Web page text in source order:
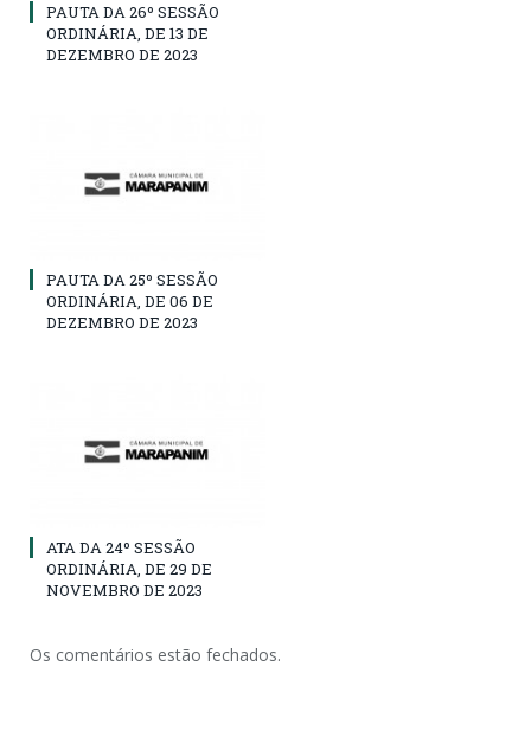
PAUTA DA 26º SESSÃO
ORDINÁRIA, DE 13 DE
DEZEMBRO DE 2023
PAUTA DA 25º SESSÃO
ORDINÁRIA, DE 06 DE
DEZEMBRO DE 2023
ATA DA 24º SESSÃO
ORDINÁRIA, DE 29 DE
NOVEMBRO DE 2023
Os comentários estão fechados.